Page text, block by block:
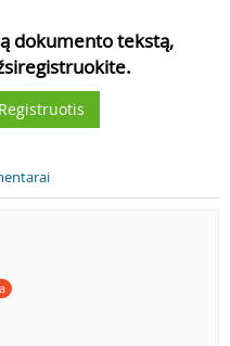
dokumento tekstą,
Registruotis